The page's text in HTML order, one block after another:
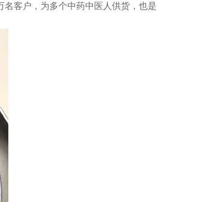
客户，为多个中药中医人供货，也是